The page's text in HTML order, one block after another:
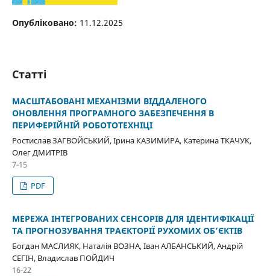
Опубліковано: 11.12.2025
Статті
МАСШТАБОВАНІ МЕХАНІЗМИ ВІДДАЛЕНОГО
ОНОВЛЕННЯ ПРОГРАМНОГО ЗАБЕЗПЕЧЕННЯ В
ПЕРИФЕРІЙНІЙ РОБОТОТЕХНІЦІ
Ростислав ЗАГВОЙСЬКИЙ, Ірина КАЗИМИРА, Катерина ТКАЧУК,
Олег ДМИТРІВ
7-15
PDF
МЕРЕЖА ІНТЕГРОВАНИХ СЕНСОРІВ ДЛЯ ІДЕНТИФІКАЦІЇ
ТА ПРОГНОЗУВАННЯ ТРАЄКТОРІЇ РУХОМИХ ОБ’ЄКТІВ
Богдан МАСЛИЯК, Наталія ВОЗНА, Іван АЛБАНСЬКИЙ, Андрій
СЕГІН, Владислав ПОЙДИЧ
16-22